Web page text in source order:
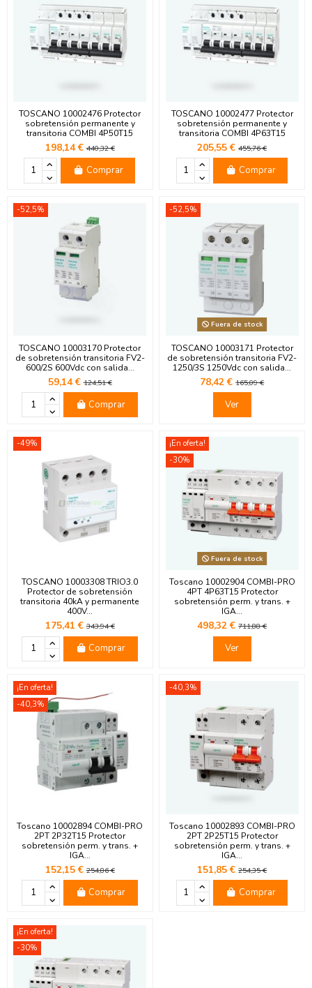
TOSCANO 10002476 Protector
sobretensión permanente y
transitoria COMBI 4P50T15
198,14 €440,32 €
Comprar
TOSCANO 10002477 Protector
sobretensión permanente y
transitoria COMBI 4P63T15
205,55 €455,76 €
Comprar
-52,5%
TOSCANO 10003170 Protector
de sobretensión transitoria FV2-
600/2S 600Vdc con salida...
59,14 €124,51 €
Comprar
-52,5%
Fuera de stock
TOSCANO 10003171 Protector
de sobretensión transitoria FV2-
1250/3S 1250Vdc con salida...
78,42 €165,09 €
Ver
-49%
TOSCANO 10003308 TRIO3.0
Protector de sobretensión
transitoria 40kA y permanente
400V...
175,41 €343,94 €
Comprar
¡En oferta!
-30%
Fuera de stock
Toscano 10002904 COMBI-PRO
4PT 4P63T15 Protector
sobretensión perm. y trans. +
IGA...
498,32 €711,88 €
Ver
¡En oferta!
-40,3%
Toscano 10002894 COMBI-PRO
2PT 2P32T15 Protector
sobretensión perm. y trans. +
IGA...
152,15 €254,86 €
Comprar
-40,3%
Toscano 10002893 COMBI-PRO
2PT 2P25T15 Protector
sobretensión perm. y trans. +
IGA...
151,85 €254,35 €
Comprar
¡En oferta!
-30%